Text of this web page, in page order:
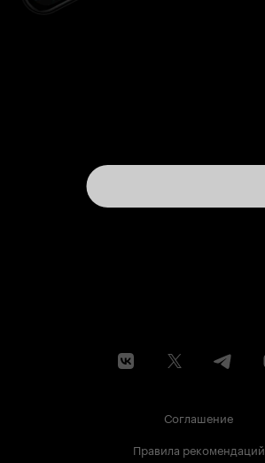
Соглашение
Правила рекомендаций